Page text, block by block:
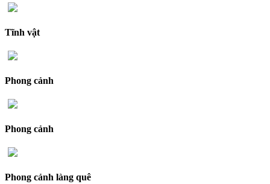
Tĩnh vật
Phong cảnh
Phong cảnh
Phong cảnh làng quê